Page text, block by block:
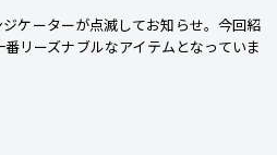
ケーターが点滅してお知らせ。今回紹
リーズナブルなアイテムとなっていま